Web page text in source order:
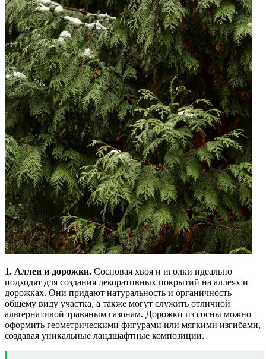
1. Аллеи и дорожки. Сосновая хвоя и иголки идеально
подходят для создания декоративных покрытий на аллеях и
дорожках. Они придают натуральность и органичность
общему виду участка, а также могут служить отличной
альтернативой травяным газонам. Дорожки из сосны можно
оформить геометрическими фигурами или мягкими изгибами,
создавая уникальные ландшафтные композиции.